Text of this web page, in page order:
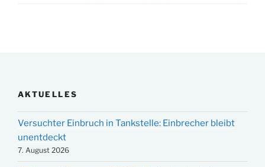
AKTUELLES
Versuchter Einbruch in Tankstelle: Einbrecher bleibt
unentdeckt
7. August 2026